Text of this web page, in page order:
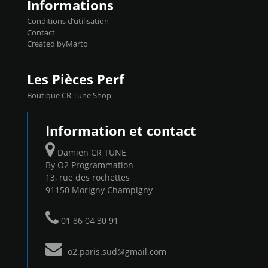
Informations
Conditions d’utilisation
Contact
Created byMarto
Les Pièces Perf
Boutique CR Tune Shop
Information et contact
Damien CR TUNE
By O2 Programmation
13, rue des rochettes
91150 Morigny Champigny
01 86 04 30 91
o2.paris.sud@gmail.com